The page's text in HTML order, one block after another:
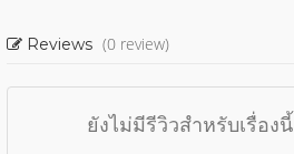
Reviews (0 review)
ยังไม่มีรีวิวสำหรับเรื่องนี้